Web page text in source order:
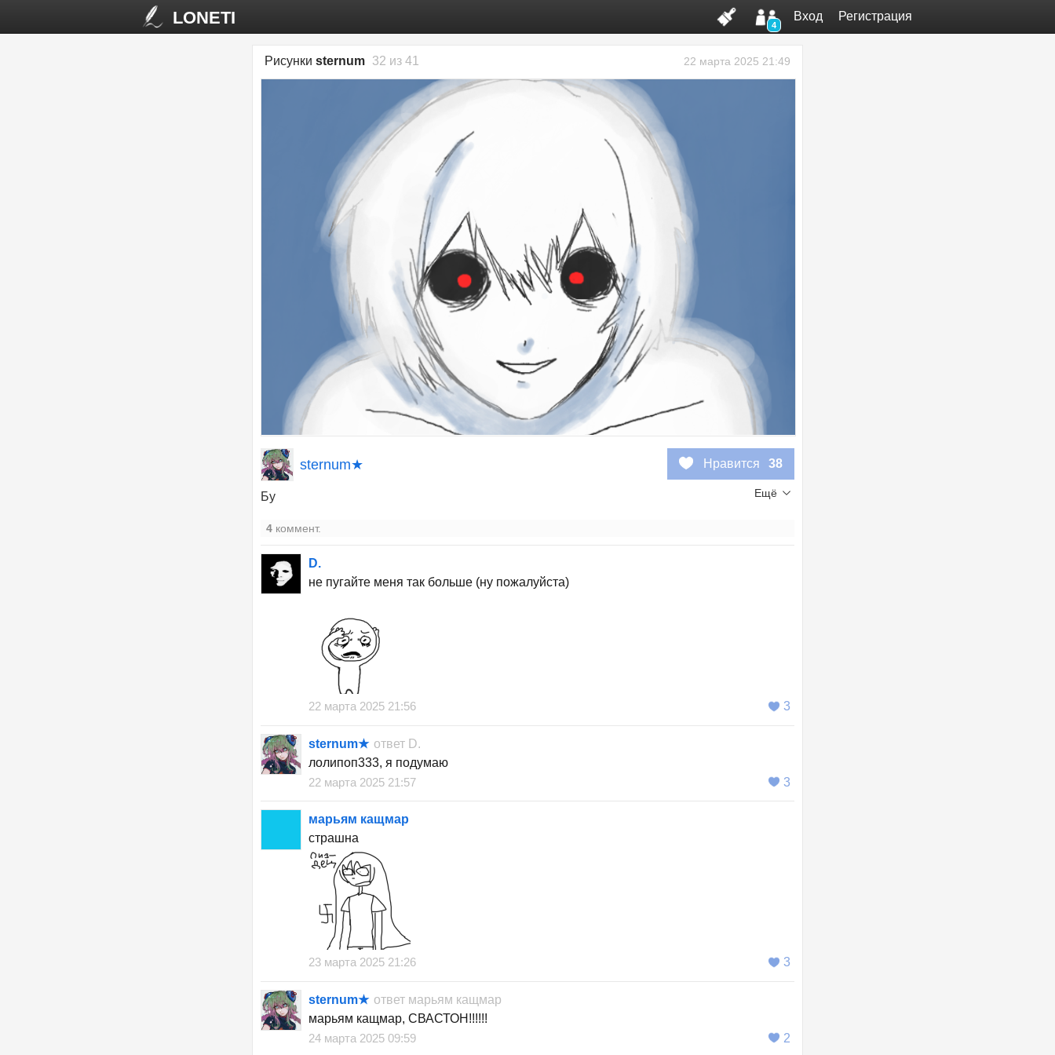
LONETI 4
Вход Регистрация
22 марта 2025 21:49
Рисунки sternum 32 из 41
sternum★
Бу
Нравится 38
Ещё
4 коммент.
D.
не пугайте меня так больше (ну пожалуйста)
22 марта 2025 21:56 3
sternum★ ответ D.
лолипоп333, я подумаю
22 марта 2025 21:57
3
марьям кащмар
страшна
23 марта 2025 21:26 3
sternum★ ответ марьям кащмар
марьям кащмар, СВАСТОН!!!!!!
24 марта 2025 09:59
2